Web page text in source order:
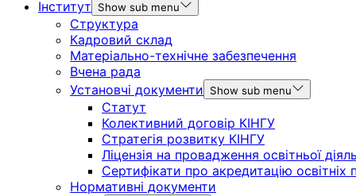
Інститут
Show sub menu
Структура
Кадровий склад
Матеріально-технічне забезпечення
Вчена рада
Установчі документи
Show sub menu
Статут
Колективний договір КІНГУ
Стратегія розвитку КІНГУ
Ліцензія на провадження освітньої
Сертифікати про акредитацію освітніх
Нормативні документи